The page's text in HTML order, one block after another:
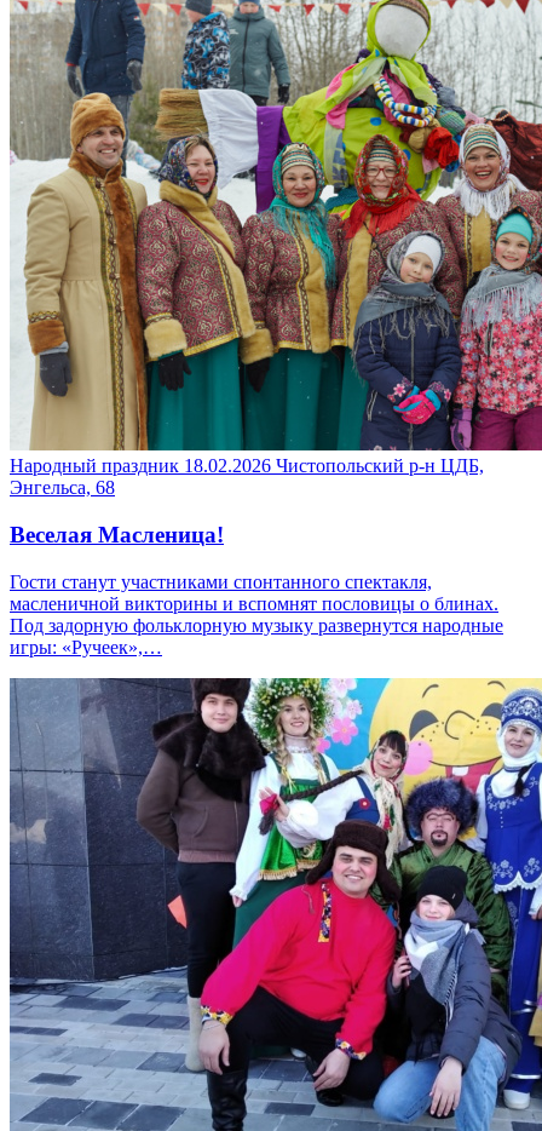
Народный праздник 18.02.2026 Чистопольский р-н ЦДБ,
Энгельса, 68
Веселая Масленица!
Гости станут участниками спонтанного спектакля,
масленичной викторины и вспомнят пословицы о блинах.
Под задорную фольклорную музыку развернутся народные
игры: «Ручеек»,…